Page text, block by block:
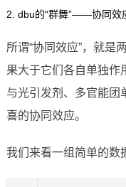
2. dbu的“群舞”——协同效
所谓“协同效应”，就是
果大于它们各自单独作
与光引发剂、多官能团
喜的协同效应。
我们来看一组简单的数